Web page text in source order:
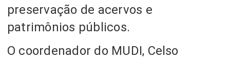
preservação de acervos e
patrimônios públicos.
O coordenador do MUDI, Celso